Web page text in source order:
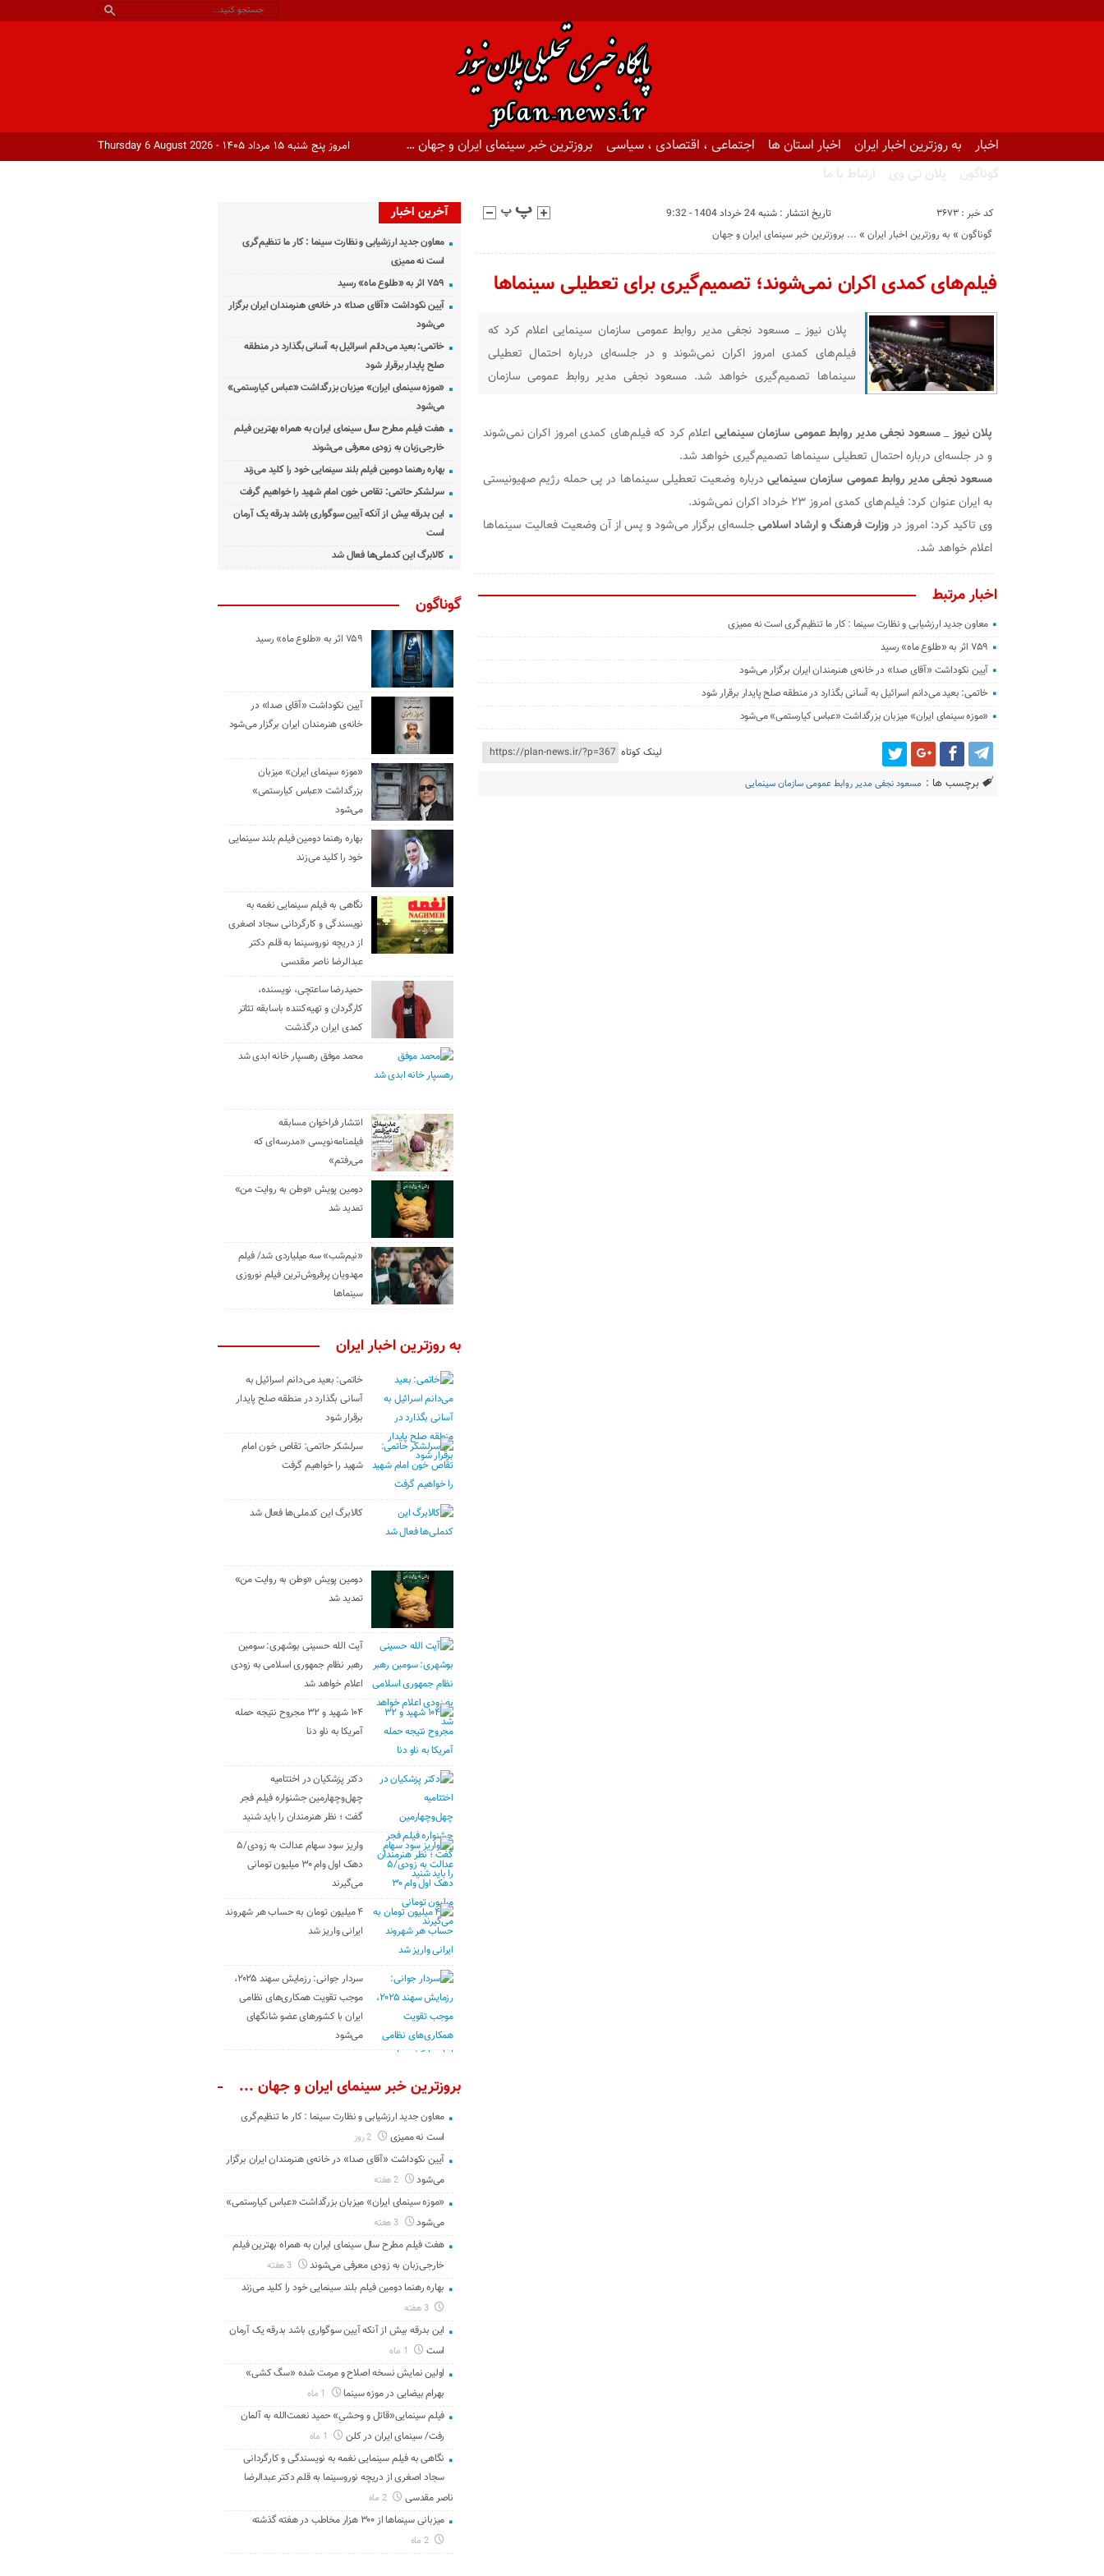
اخبار به روزترین اخبار ایران اخبار استان ها اجتماعی ، اقتصادی ، سیاسی
بروزترین خبر سینمای ایران و جهان …
گوناگون
پلان تی وی ارتباط با ما
امروز پنج شنبه ۱۵ مرداد ۱۴۰۵ - Thursday 6 August 2026
کد خبر : 3673
تاریخ انتشار : شنبه 24 خرداد 1404 - 9:32
بروزترین خبر سینمای ایران و جهان ... « به روزترین اخبار ایران « گوناگون
فیلم‌های کمدی اکران نمی‌شوند؛ تصمیم‌گیری برای تعطیلی سینماها
پلان نیوز _ مسعود نجفی مدیر روابط عمومی سازمان سینمایی اعلام کرد که
فیلم‌های کمدی امروز اکران نمی‌شوند و در جلسه‌ای درباره احتمال تعطیلی
سینماها تصمیم‌گیری خواهد شد. مسعود نجفی مدیر روابط عمومی سازمان
پلان نیوز_مسعود نجفی مدیر روابط عمومی سازمان سینمایی اعلام کرد که فیلم‌های کمدی امروز اکران نمی‌شوند
و در جلسه‌ای درباره احتمال تعطیلی سینماها تصمیم‌گیری خواهد شد.
مسعود نجفی مدیر روابط عمومی سازمان سینماییدرباره وضعیت تعطیلی سینماها در پی حمله رژیم صهیونیستی
به ایران عنوان کرد: فیلم‌های کمدی امروز ۲۳ خرداد اکران نمی‌شوند.
وی تاکید کرد: امروز دروزارت فرهنگ و ارشاد اسلامیجلسه‌ای برگزار می‌شود و پس از آن وضعیت فعالیت سینماها
اعلام خواهد شد.
اخبار مرتبط
معاون جدید ارزشیابی و نظارت سینما : کار ما تنظیم‌گری است نه ممیزی
۷۵۹ اثر به «طلوع ماه» رسید
آیین نکوداشت «آقای صدا» در خانه‌ی هنرمندان ایران برگزار می‌شود
خاتمی: بعید می‌دانم اسرائیل به آسانی بگذارد در منطقه صلح پایدار برقرار شود
«موزه سینمای ایران» میزبان بزرگداشت «عباس کیارستمی» می‌شود
لینک کوتاه
برچسب ها : مسعود نجفی مدیر روابط عمومی سازمان سینمایی
آخرین اخبار
معاون جدید ارزشیابی و نظارت سینما : کار ما تنظیم‌گری
است نه ممیزی
۷۵۹ اثر به «طلوع ماه» رسید
آیین نکوداشت «آقای صدا» در خانه‌ی هنرمندان ایران برگزار
می‌شود
خاتمی: بعید می‌دانم اسرائیل به آسانی بگذارد در منطقه
صلح پایدار برقرار شود
«موزه سینمای ایران» میزبان بزرگداشت «عباس کیارستمی»
می‌شود
هفت فیلم مطرح سال سینمای ایران به همراه بهترین فیلم
خارجی‌زبان به زودی معرفی می‌شوند
بهاره رهنما دومین فیلم بلند سینمایی خود را کلید می‌زند
سرلشکر حاتمی: تقاص خون امام شهید را خواهیم گرفت
این بدرقه بیش از آنکه آیین سوگواری باشد بدرقه یک آرمان
است
کالابرگ این کدملی‌ها فعال شد
گوناگون
۷۵۹ اثر به «طلوع ماه» رسید
آیین نکوداشت «آقای صدا» در
خانه‌ی هنرمندان ایران برگزار می‌شود
«موزه سینمای ایران» میزبان
بزرگداشت «عباس کیارستمی»
می‌شود
بهاره رهنما دومین فیلم بلند سینمایی
خود را کلید می‌زند
نگاهی به فیلم سینمایی نغمه به
نویسندگی و کارگردانی سجاد اصغری
از دریچه نوروسینما به قلم دکتر
عبدالرضا ناصر مقدسی
حمیدرضا ساعتچی، نویسنده،
کارگردان و تهیه‌کننده باسابقه تئاتر
کمدی ایران درگذشت
محمد موفق رهسپار خانه ابدی شد
انتشار فراخوان مسابقه
فیلمنامه‌نویسی «مدرسه‌ای که
می‌رفتم»
دومین پویش «وطن به روایت من»
تمدید شد
«نیم‌شب» سه میلیاردی شد/ فیلم
مهدویان پرفروش‌ترین فیلم نوروزی
سینماها
به روزترین اخبار ایران
خاتمی: بعید می‌دانم اسرائیل به
آسانی بگذارد در منطقه صلح پایدار
برقرار شود
سرلشکر حاتمی: تقاص خون امام
شهید را خواهیم گرفت
کالابرگ این کدملی‌ها فعال شد
دومین پویش «وطن به روایت من»
تمدید شد
آیت الله حسینی بوشهری: سومین
رهبر نظام جمهوری اسلامی به زودی
اعلام خواهد شد
۱۰۴ شهید و ۳۲ مجروح نتیجه حمله
آمریکا به ناو دنا
دکتر پزشکیان در اختتامیه
چهل‌وچهارمین جشنواره فیلم فجر
گفت ؛ نظر هنرمندان را باید شنید
واریز سود سهام عدالت به زودی/۵
دهک اول وام ۳۰ میلیون تومانی
می‌گیرند
۴ میلیون تومان به حساب هر شهروند
ایرانی واریز شد
سردار جوانی: رزمایش سهند ۲۰۲۵،
موجب تقویت همکاری‌های نظامی
ایران با کشور‌های عضو شانگهای
می‌شود
بروزترین خبر سینمای ایران و جهان ...
معاون جدید ارزشیابی و نظارت سینما : کار ما تنظیم‌گری
است نه ممیزی
آیین نکوداشت «آقای صدا» در خانه‌ی هنرمندان ایران برگزار
می‌شود
2 هفته
«موزه سینمای ایران» میزبان بزرگداشت «عباس کیارستمی»
می‌شود
3 هفته
هفت فیلم مطرح سال سینمای ایران به همراه بهترین فیلم
خارجی‌زبان به زودی معرفی می‌شوند
3 هفته
بهاره رهنما دومین فیلم بلند سینمایی خود را کلید می‌زند
3 هفته
این بدرقه بیش از آنکه آیین سوگواری باشد بدرقه یک آرمان
است
اولین نمایش نسخه اصلاح و مرمت شده «سگ کشی»
بهرام بیضایی در موزه سینما
فیلم سینمایی«قاتل و وحشیِ» حمید نعمت‌الله به آلمان
رفت/ سینمای ایران در کلن
نگاهی به فیلم سینمایی نغمه به نویسندگی و کارگردانی
سجاد اصغری از دریچه نوروسینما به قلم دکتر عبدالرضا
ناصر مقدسی
2 ماه
میزبانی سینماها از ۳۰۰ هزار مخاطب در هفته گذشته
2 ماه